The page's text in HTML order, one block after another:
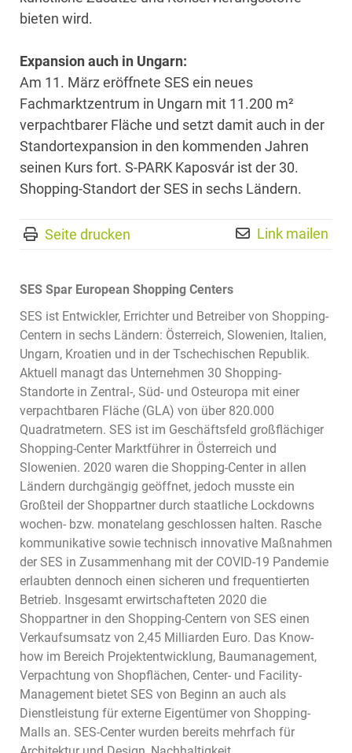
bieten wird.
Expansion auch in Ungarn:
Am 11. März eröffnete SES ein neues
Fachmarktzentrum in Ungarn mit 11.200 m²
verpachtbarer Fläche und setzt damit auch in der
Standortexpansion in den kommenden Jahren
seinen Kurs fort. S-PARK Kaposvár ist der 30.
Shopping-Standort der SES in sechs Ländern.
Seite drucken Link mailen
SES Spar European Shopping Centers
SES ist Entwickler, Errichter und Betreiber von Shopping-
Centern in sechs Ländern: Österreich, Slowenien, Italien,
Ungarn, Kroatien und in der Tschechischen Republik.
Aktuell managt das Unternehmen 30 Shopping-
Standorte in Zentral-, Süd- und Osteuropa mit einer
verpachtbaren Fläche (GLA) von über 820.000
Quadratmetern. SES ist im Geschäftsfeld großflächiger
Shopping-Center Marktführer in Österreich und
Slowenien. 2020 waren die Shopping-Center in allen
Ländern durchgängig geöffnet, jedoch musste ein
Großteil der Shoppartner durch staatliche Lockdowns
wochen- bzw. monatelang geschlossen halten. Rasche
kommunikative sowie technisch innovative Maßnahmen
der SES in Zusammenhang mit der COVID-19 Pandemie
erlaubten dennoch einen sicheren und frequentierten
Betrieb. Insgesamt erwirtschafteten 2020 die
Shoppartner in den Shopping-Centern von SES einen
Verkaufsumsatz von 2,45 Milliarden Euro. Das Know-
how im Bereich Projektentwicklung, Baumanagement,
Verpachtung von Shopflächen, Center- und Facility-
Management bietet SES von Beginn an auch als
Dienstleistung für externe Eigentümer von Shopping-
Malls an. SES-Center wurden bereits mehrfach für